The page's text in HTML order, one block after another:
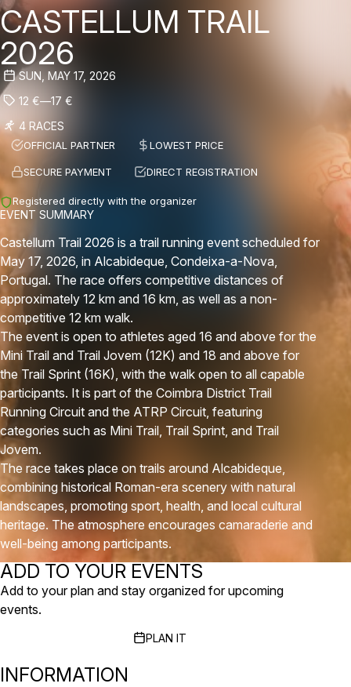
CASTELLUM TRAIL
2026
SUN, MAY 17, 2026
12 €—17 €
4 RACES
OFFICIAL PARTNER LOWEST PRICE
SECURE PAYMENT DIRECT REGISTRATION
Registered directly with the organizer
EVENT SUMMARY
Castellum Trail 2026 is a trail running event scheduled for
May 17, 2026, in Alcabideque, Condeixa-a-Nova,
Portugal. The race offers competitive distances of
approximately 12 km and 16 km, as well as a non-
competitive 12 km walk.
The event is open to athletes aged 16 and above for the
Mini Trail and Trail Jovem (12K) and 18 and above for
the Trail Sprint (16K), with the walk open to all capable
participants. It is part of the Coimbra District Trail
Running Circuit and the ATRP Circuit, featuring
categories such as Mini Trail, Trail Sprint, and Trail
Jovem.
The race takes place on trails around Alcabideque,
combining historical Roman-era scenery with natural
landscapes, promoting sport, health, and local cultural
heritage. The atmosphere encourages camaraderie and
well-being among participants.
ADD TO YOUR EVENTS
Add to your plan and stay organized for upcoming
events.
PLAN IT
INFORMATION